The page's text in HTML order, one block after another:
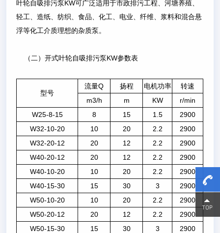
叶轮自吸排污泵KW可广泛适用于市政排污工程、河塘养殖、
轻工、造纸、纺织、食品、化工、电业、纤维、浆料和混合悬
浮等化工介质理想的杂质泵。
（二）开式叶轮自吸排污泵KW参数表
型号
流量Q 扬程 电机功率
转速
m3/h
m KW
r/min
W25-8-15
8 15 1.5
2900
W32-10-20
10 20 2.2
2900
W32-20-12
20 12 2.2
2900
W40-20-12
20 12 2.2
2900
W40-10-20
10 20 2.2
2900
W40-15-30
15 30 3
2900
W50-10-20
10 20 2.2
2900
W50-20-12
20 12 2.2
2900
W50-15-30
15 30 3
2900